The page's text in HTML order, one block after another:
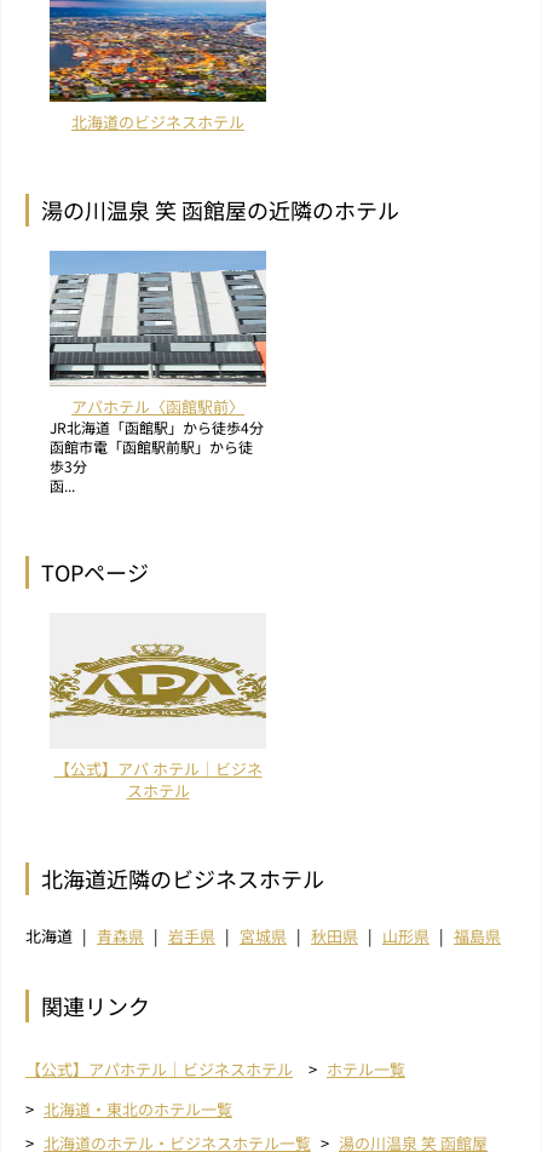
北海道のビジネスホテル
湯の川温泉 笑 函館屋の近隣のホテル
アパホテル〈函館駅前〉
JR北海道「函館駅」から徒歩4分
函館市電「函館駅前駅」から徒
歩3分
函...
TOPページ
【公式】アパ ホテル｜ビジネ
スホテル
北海道近隣のビジネスホテル
北海道 青森県 岩手県 宮城県 秋田県 山形県 福島県
関連リンク
【公式】アパホテル｜ビジネスホテル
ホテル一覧
北海道・東北のホテル一覧
北海道のホテル・ビジネスホテル一覧
湯の川温泉 笑 函館屋